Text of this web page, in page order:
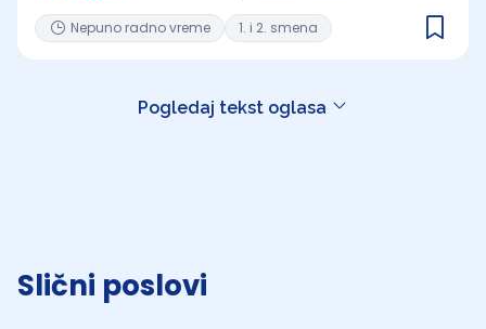
Nepuno radno vreme 1. i 2. smena
Pogledaj tekst oglasa
Slični poslovi